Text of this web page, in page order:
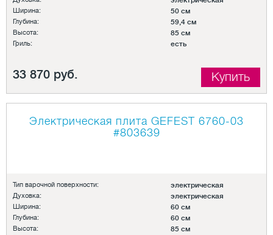
Ширина: 50 см
Глубина: 59,4 см
Высота: 85 см
Гриль: есть
33 870 руб. Купить
Электрическая плита GEFEST 6760-03
#803639
Тип варочной поверхности: электрическая
Духовка: электрическая
Ширина: 60 см
Глубина: 60 см
Высота: 85 см